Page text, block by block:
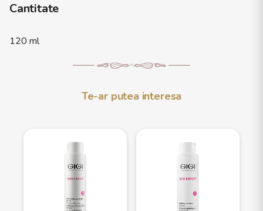
Cantitate
120 ml
Te-ar putea interesa